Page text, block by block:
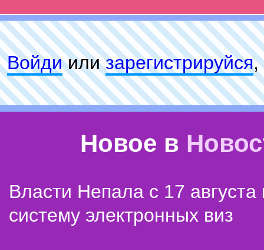
Войдиилизарeгиcтpируйся,
Новое в
Власти Непала с 17 августа
систему электронных виз